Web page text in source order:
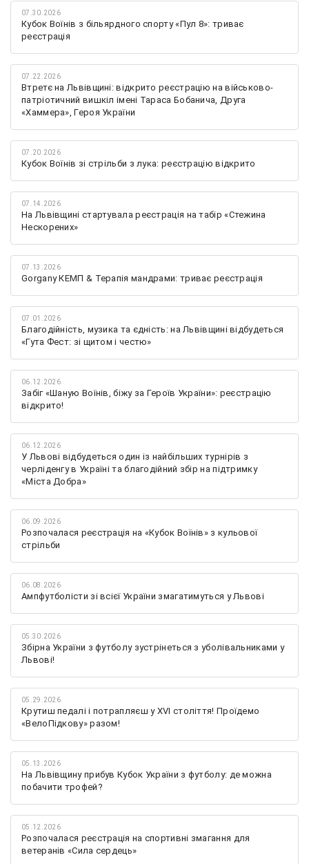
07.30.2026
Кубок Воїнів з більярдного спорту «Пул 8»: триває
реєстрація
07.22.2026
Втретє на Львівщині: відкрито реєстрацію на військово-
патріотичний вишкіл імені Тараса Бобанича, Друга
«Хаммера», Героя України
07.20.2026
Кубок Воїнів зі стрільби з лука: реєстрацію відкрито
07.14.2026
На Львівщині стартувала реєстрація на табір «Стежина
Нескорених»
07.13.2026
Gorgany КЕМП & Терапія мандрами: триває реєстрація
07.01.2026
Благодійність, музика та єдність: на Львівщині відбудеться
«Гута Фест: зі щитом і честю»
06.12.2026
Забіг «Шаную Воїнів, біжу за Героїв України»: реєстрацію
відкрито!
06.12.2026
У Львові відбудеться один із найбільших турнірів з
черліденгу в Україні та благодійний збір на підтримку
«Міста Добра»
06.09.2026
Розпочалася реєстрація на «Кубок Воїнів» з кульової
стрільби
06.08.2026
Ампфутболісти зі всієї України змагатимуться у Львові
05.30.2026
Збірна України з футболу зустрінеться з уболівальниками у
Львові!
05.29.2026
Крутиш педалі і потрапляєш у XVI століття! Проїдемо
«ВелоПідкову» разом!
05.13.2026
На Львівщину прибув Кубок України з футболу: де можна
побачити трофей?
05.12.2026
Розпочалася реєстрація на спортивні змагання для
ветеранів «Сила сердець»